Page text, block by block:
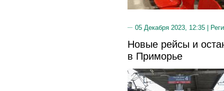
05 Декабря 2023, 12:35 |
Новые рейсы и
в Приморье